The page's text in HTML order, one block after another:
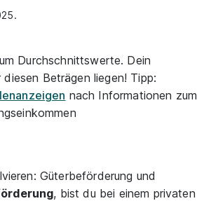
Durchschnittswerte. Dein
Beträgen liegen! Tipp:
nach Informationen zum
Güterbeförderung und
, bist du bei einem privaten